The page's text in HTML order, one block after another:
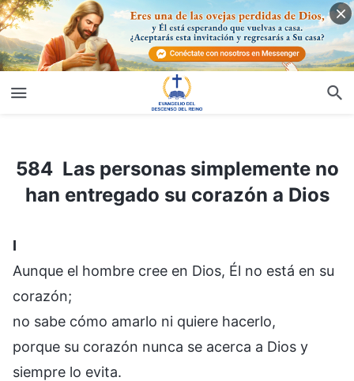
584 Las personas simplemente no
han entregado su corazón a Dios
I
Aunque el hombre cree en Dios, Él no está en su
corazón;
no sabe cómo amarlo ni quiere hacerlo,
porque su corazón nunca se acerca a Dios y
siempre lo evita.